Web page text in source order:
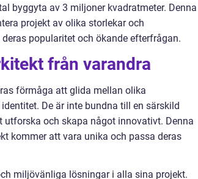
byggyta av 3 miljoner kvadratmeter. Denna
projekt av olika storlekar och
popularitet och ökande efterfrågan.
från varandra
förmåga att glida mellan olika
De är inte bundna till en särskild
och skapa något innovativt. Denna
kommer att vara unika och passa deras
miljövänliga lösningar i alla sina projekt.